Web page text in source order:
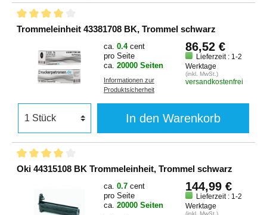
Trommeleinheit 43381708 BK, Trommel schwarz
ca. 0.4 cent
pro Seite
ca. 20000 Seiten
Informationen zur
Produktsicherheit
86,52 €
Lieferzeit : 1-2
Werktage
(inkl. MwSt.)
versandkostenfrei
In den Warenkorb
Oki 44315108 BK Trommeleinheit, Trommel schwarz
ca. 0.7 cent
pro Seite
ca. 20000 Seiten
144,99 €
Lieferzeit : 1-2
Werktage
(inkl. MwSt.)